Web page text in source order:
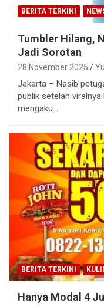
BERITA TERKINI
Tumbler Hilang,
Jadi Sorotan
28 November 2025
Jakarta – Nasib
publik setelah
mengaku…
BERITA TERKINI
Hanya Modal 4